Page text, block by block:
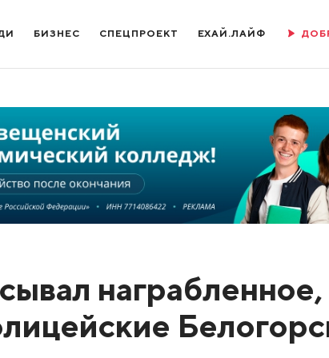
БИЗНЕС СПЕЦПРОЕКТ ЕХАЙ.ЛАЙФ
награбленное,